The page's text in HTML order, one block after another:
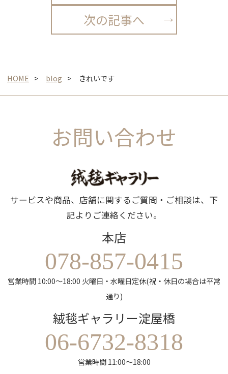
次の記事へ
HOME blog きれいです
お問い合わせ
サービスや商品、店舗に関するご質問・ご相談は、下
記よりご連絡ください。
本店
078-857-0415
営業時間 10:00～18:00 火曜日・水曜日定休(祝・休日の場合は平常
通り)
絨毯ギャラリー淀屋橋
06-6732-8318
営業時間 11:00～18:00